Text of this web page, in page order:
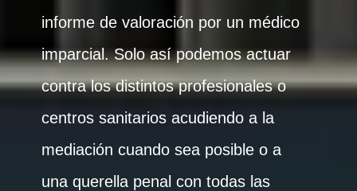
informe de valoración por un médico
imparcial. Solo así podemos actuar
contra los distintos profesionales o
centros sanitarios acudiendo a la
mediación cuando sea posible o a
una querella penal con todas las